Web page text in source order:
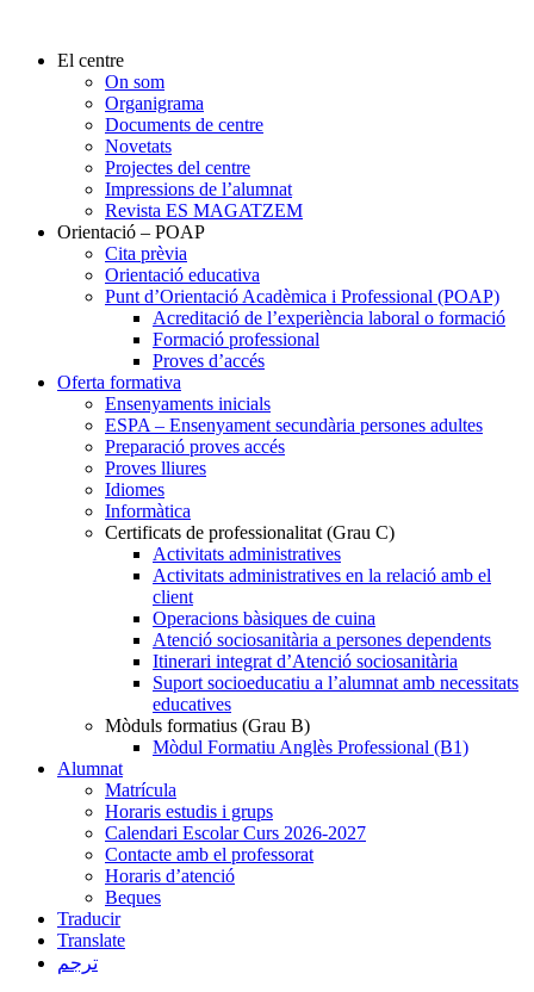
El centre
On som
Organigrama
Documents de centre
Novetats
Projectes del centre
Impressions de l’alumnat
Revista ES MAGATZEM
Orientació – POAP
Cita prèvia
Orientació educativa
Punt d’Orientació Acadèmica i Professional (POAP)
Acreditació de l’experiència laboral o formació
Formació professional
Proves d’accés
Oferta formativa
Ensenyaments inicials
ESPA – Ensenyament secundària persones adultes
Preparació proves accés
Proves lliures
Idiomes
Informàtica
Certificats de professionalitat (Grau C)
Activitats administratives
Activitats administratives en la relació amb el
client
Operacions bàsiques de cuina
Atenció sociosanitària a persones dependents
Itinerari integrat d’Atenció sociosanitària
Suport socioeducatiu a l’alumnat amb necessitats
educatives
Mòduls formatius (Grau B)
Mòdul Formatiu Anglès Professional (B1)
Alumnat
Matrícula
Horaris estudis i grups
Calendari Escolar Curs 2026-2027
Contacte amb el professorat
Horaris d’atenció
Beques
Traducir
Translate
ترجم